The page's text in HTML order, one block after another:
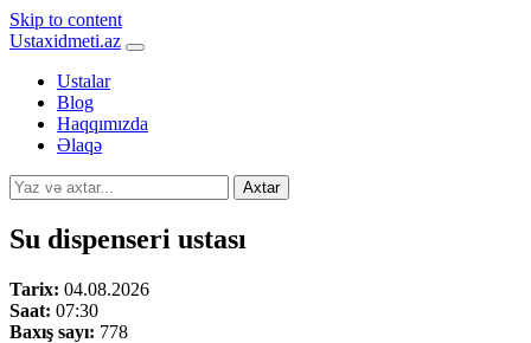
Skip to content
Ustaxidmeti.az
Ustalar
Blog
Haqqımızda
Əlaqə
Axtar
Su dispenseri ustası
Tarix: 04.08.2026
Saat: 07:30
Baxış sayı: 778